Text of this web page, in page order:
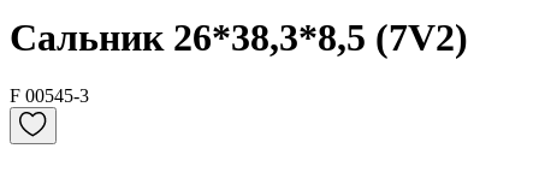
Сальник 26*38,3*8,5 (7V2)
F 00545-3